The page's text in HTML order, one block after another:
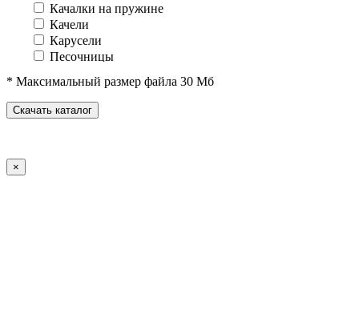
Качалки на пружине
Качели
Карусели
Песочницы
Домики-беседки
Детские столики и скамьи
Теневые навесы и сцены
* Максимальный размер файла 30 Мб
Скачать каталог
×